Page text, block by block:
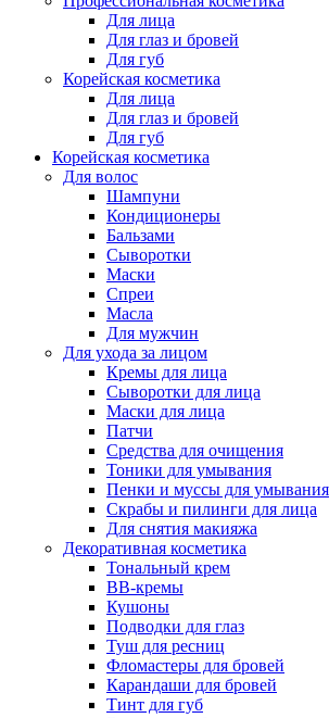
Для лица
Для глаз и бровей
Для губ
Корейская косметика
Для лица
Для глаз и бровей
Для губ
Корейская косметика
Для волос
Шампуни
Кондиционеры
Бальзами
Сыворотки
Маски
Спреи
Масла
Для мужчин
Для ухода за лицом
Кремы для лица
Сыворотки для лица
Маски для лица
Патчи
Средства для очищения
Тоники для умывания
Пенки и муссы для умывания
Скрабы и пилинги для лица
Для снятия макияжа
Декоративная косметика
Тональный крем
BB-кремы
Кушоны
Подводки для глаз
Туш для ресниц
Фломастеры для бровей
Карандаши для бровей
Тинт для губ